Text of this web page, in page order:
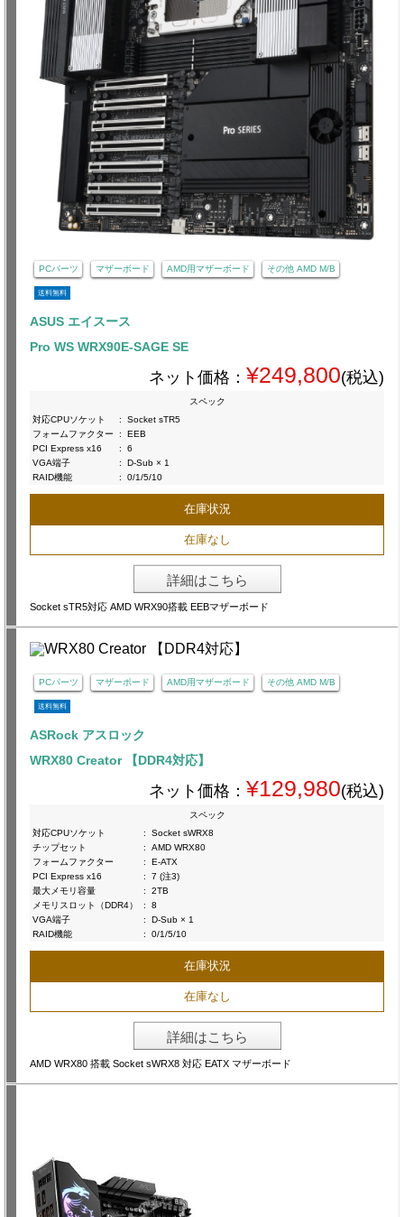
PCパーツ マザーボード AMD用マザーボード その他 AMD M/B
送料無料
ASUS エイスース
Pro WS WRX90E-SAGE SE
ネット価格： ¥249,800(税込)
スペック
対応CPUソケット
:
Socket sTR5
フォームファクター
:
EEB
PCI Express x16
:
6
VGA端子
:
D-Sub × 1
RAID機能
: 0/1/5/10
在庫状況
在庫なし
詳細はこちら
Socket sTR5対応 AMD WRX90搭載 EEBマザーボード
PCパーツ マザーボード AMD用マザーボード その他 AMD M/B
送料無料
ASRock アスロック
WRX80 Creator 【DDR4対応】
ネット価格： ¥129,980(税込)
スペック
対応CPUソケット
:
Socket sWRX8
チップセット
:
AMD WRX80
フォームファクター
:
E-ATX
PCI Express x16
:
7 (注3)
最大メモリ容量
:
2TB
メモリスロット（DDR4）
:
8
VGA端子
:
D-Sub × 1
RAID機能
: 0/1/5/10
在庫状況
在庫なし
詳細はこちら
AMD WRX80 搭載 Socket sWRX8 対応 EATX マザーボード